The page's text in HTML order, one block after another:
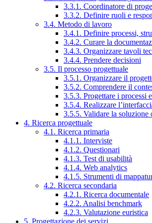
3.3.1. Coordinatore di
3.3.2. Definire ruoli e
3.4. Metodo di lavoro
3.4.1. Definire processi,
3.4.2. Curare la
3.4.3. Organizzare tavoli
3.4.4. Prendere decisioni
3.5. Il processo progettuale
3.5.1. Organizzare il
3.5.2. Comprendere il
3.5.3. Progettare i processi
3.5.4. Realizzare
3.5.5. Validare la soluzione
4. Ricerca progettuale
4.1. Ricerca primaria
4.1.1. Interviste
4.1.2. Questionari
4.1.3. Test di usabilità
4.1.4. Web analytics
4.1.5. Strumenti di
4.2. Ricerca secondaria
4.2.1. Ricerca documentale
4.2.2. Analisi benchmark
4.2.3. Valutazione euristica
5. Progettazione dei servizi